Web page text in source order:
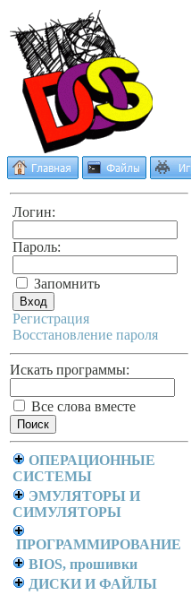
Логин:
Пароль:
Запомнить
Регистрация
Восстановление пароля
Искать программы:
Все слова вместе
ОПЕРАЦИОННЫЕ
СИСТЕМЫ
ЭМУЛЯТОРЫ И
СИМУЛЯТОРЫ
ПРОГРАММИРОВАНИЕ
BIOS, прошивки
ДИСКИ И ФАЙЛЫ